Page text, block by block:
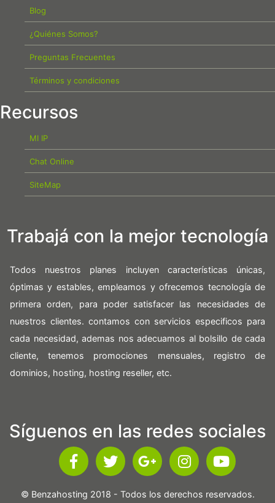
Blog
¿Quiénes Somos?
Preguntas Frecuentes
Términos y condiciones
Recursos
MI IP
Chat Online
SiteMap
Trabajá con la mejor tecnología
Todos nuestros planes incluyen características únicas,
óptimas y estables, empleamos y ofrecemos tecnología de
primera orden, para poder satisfacer las necesidades de
nuestros clientes. contamos con servicios especificos para
cada necesidad, ademas nos adecuamos al bolsillo de cada
cliente, tenemos promociones mensuales, registro de
dominios, hosting, hosting reseller, etc.
Síguenos en las redes sociales
© Benzahosting 2018 - Todos los derechos reservados.